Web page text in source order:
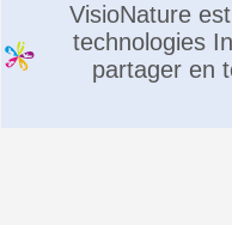
VisioNature
technologies
partager en